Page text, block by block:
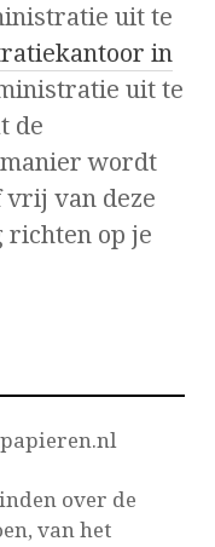
uit te
in
uit te
de
wordt
vrij van deze
richten op je
over de
van het